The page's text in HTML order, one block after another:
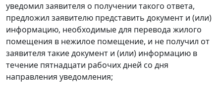
уведомил заявителя о получении такого ответа,
предложил заявителю представить документ и (или)
информацию, необходимые для перевода жилого
помещения в нежилое помещение, и не получил от
заявителя такие документ и (или) информацию в
течение пятнадцати рабочих дней со дня
направления уведомления;